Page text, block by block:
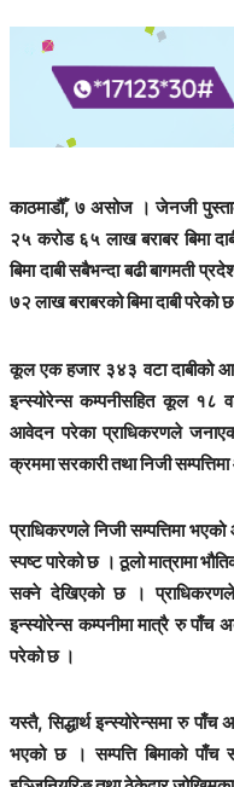
काठमाडौँ, ७ असोज । जेनजी
२५ करोड ६५ लाख बराबर बिमा
बिमा दाबी सबैभन्दा बढी बागमती
७२ लाख बराबरको बिमा दाबी परेको
कूल एक हजार ३४३ वटा दाबीको
इन्स्योरेन्स कम्पनीसहित कूल १८
आवेदन परेका प्राधिकरणले
क्रममा सरकारी तथा निजी
प्राधिकरणले निजी सम्पत्तिमा
स्पष्ट पारेको छ । ठूलो मात्रामा
सक्ने देखिएको छ ।
इन्स्योरेन्स कम्पनीमा मात्रै रु
परेको छ ।
यस्तै, सिद्धार्थ इन्स्योरेन्समा रु
भएको छ । सम्पत्ति बिमाको